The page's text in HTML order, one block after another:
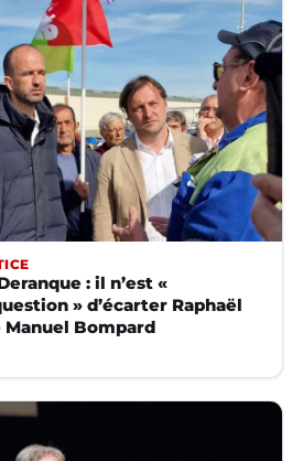
: il n’est «
» d’écarter Raphaël
Bompard